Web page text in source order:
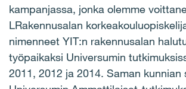
kampanjassa, jonka olemme
LRakennusalan
nimenneet YIT:n rakennusalan
työpaikaksi Universumin
2011, 2012 ja 2014. Saman kunnian